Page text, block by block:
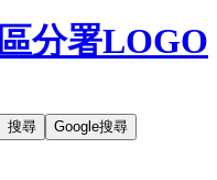
搜尋 Google搜尋